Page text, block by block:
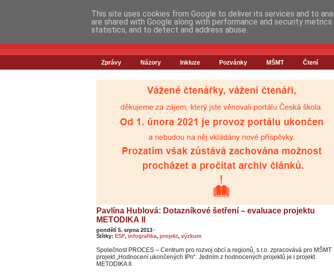
Zprávy Názory Inkluze Pozvánky MŠMT Čtení
Pavlína Hublová: Dotazníkové šetření – evaluace projektu
METODIKA II
pondělí 5. srpna 2013 ·
Štítky: ESF, infografika, projekt, výzkum
Společnost PROCES – Centrum pro rozvoj obcí a regionů, s.r.o. zpracovává pro MŠMT
projekt „Hodnocení ukončených IPn“. Jedním z hodnocených projektů je i projekt
METODIKA II.
This site uses cookies from Google to deliver its services and to
are shared with Google along with performance and security
statistics, and to detect and address abuse.